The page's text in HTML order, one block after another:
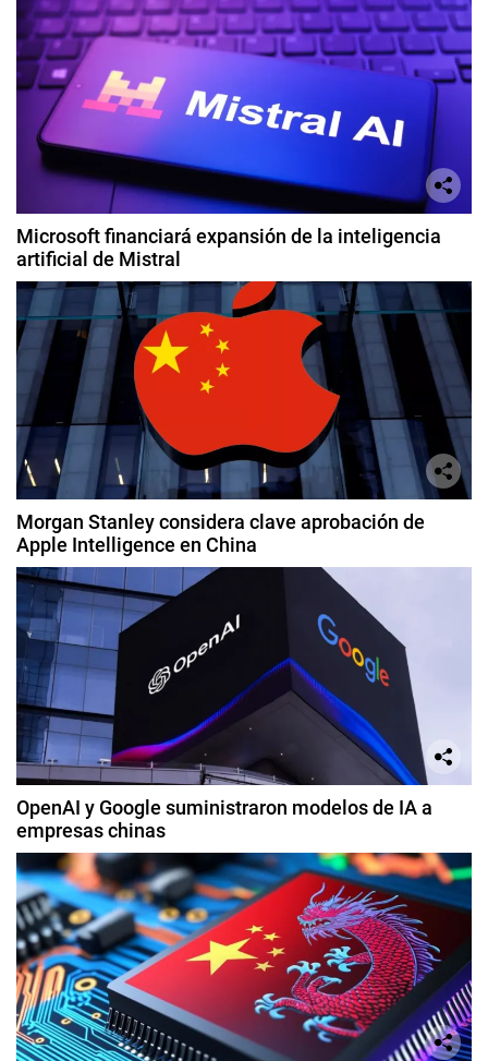
Microsoft financiará expansión de la inteligencia
artificial de Mistral
Morgan Stanley considera clave aprobación de
Apple Intelligence en China
OpenAI y Google suministraron modelos de IA a
empresas chinas